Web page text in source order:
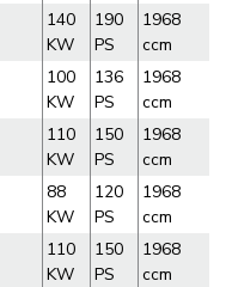
140
KW
190
PS
1968
ccm
100
KW
136
PS
1968
ccm
110
KW
150
PS
1968
ccm
88
KW
120
PS
1968
ccm
110
KW
150
PS
1968
ccm